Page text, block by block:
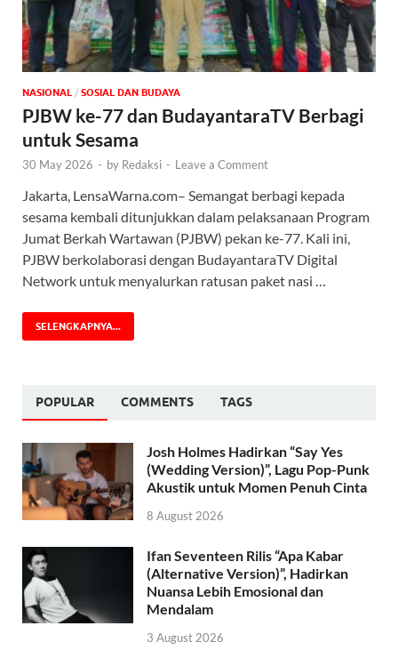
NASIONAL / SOSIAL DAN BUDAYA
PJBW ke-77 dan BudayantaraTV Berbagi
untuk Sesama
30 May 2026 - by Redaksi - Leave a Comment
Jakarta, LensaWarna.com– Semangat berbagi kepada
sesama kembali ditunjukkan dalam pelaksanaan Program
Jumat Berkah Wartawan (PJBW) pekan ke-77. Kali ini,
PJBW berkolaborasi dengan BudayantaraTV Digital
Network untuk menyalurkan ratusan paket nasi …
SELENGKAPNYA...
POPULAR COMMENTS TAGS
Josh Holmes Hadirkan “Say Yes
(Wedding Version)”, Lagu Pop-Punk
Akustik untuk Momen Penuh Cinta
8 August 2026
Ifan Seventeen Rilis “Apa Kabar
(Alternative Version)”, Hadirkan
Nuansa Lebih Emosional dan
Mendalam
3 August 2026